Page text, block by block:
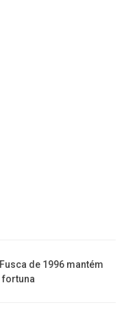
de 1996 mantém
fortuna